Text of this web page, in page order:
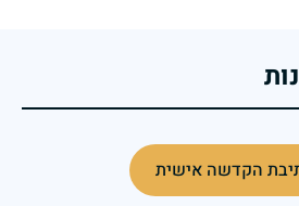
הקדשה אישית